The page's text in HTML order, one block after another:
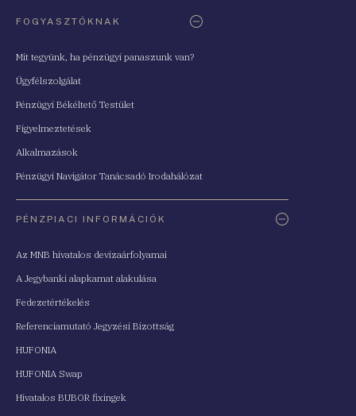
FOGYASZTÓKNAK
Mit tegyünk, ha pénzügyi panaszunk van?
Ügyfélszolgálat
Pénzügyi Békéltető Testület
Figyelmeztetések
Alkalmazások
Pénzügyi Navigátor Tanácsadó Irodahálózat
PÉNZPIACI INFORMÁCIÓK
Az MNB hivatalos devizaárfolyamai
A Jegybanki alapkamat alakulása
Fedezetértékelés
Referenciamutató Jegyzési Bizottság
HUFONIA
HUFONIA Swap
Hivatalos BUBOR fixingek